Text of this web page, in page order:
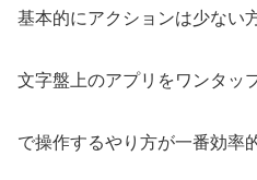
基本的にアクションは少ない
文字盤上のアプリをワンタッ
で操作するやり方が一番効率